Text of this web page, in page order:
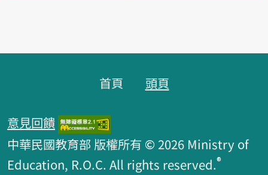
首頁 頭頁
意見回饋
中華民國教育部 版權所有 © 2026 Ministry of
Education, R.O.C. All rights reserved.®